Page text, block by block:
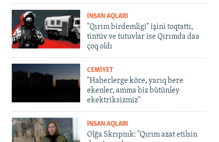
İNSAN AQLARI
"Qırım birdemligi" işini toqtattı,
tintüv ve tutuvlar ise Qırımda daa
çoq oldı
CEMİYET
"Haberlerge köre, yarıq bere
ekenler, amma biz bütünley
ekektriksizmiz"
İNSAN AQLARI
Olğa Skrıpnık: "Qırım azat etilsin